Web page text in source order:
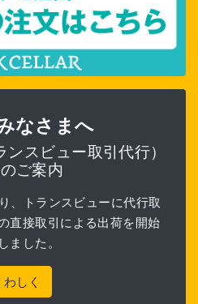
なさまへ
ンスビュー取引代行）
ご案内
、トランスビューに代行取
直接取引による出荷を開始
ました。
わしく